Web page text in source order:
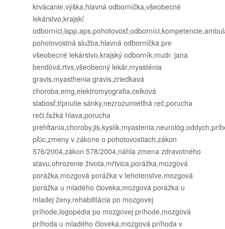
krvácanie,výška,hlavná odborníčka,všeobecné
lekárstvo,krajskí
pohotovostná služba,hlavná odborníčka pre
všeobecné lekárstvo,krajský odborník,mudr. jana
bendová,rtvs,všeobecný lekár,myasténia
gravis,myasthenia gravis,zriedkavá
choroba,emg,elektromyografia,celková
slabosť,tŕpnutie sánky,nezrozumietľná reč,porucha
reči,ťažká hlava,porucha
pľúc,zmeny v zákone o pohotovostiach,zákon
576/2004,zákon 578/2004,náhla zmena zdravotného
stavu,ohrozenie života,mŕtvica,porážka,mozgová
porážka,mozgová porážka v tehotenstve,mozgová
porážka u mladého človeka,mozgová porážka u
mladej ženy,rehabilitácia po mozgovej
príhode,logopédia po mozgovej príhode,mozgová
príhoda u mladého človeka,mozgová príhoda v